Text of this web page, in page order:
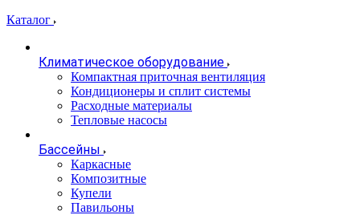
Каталог
Климатическое оборудование
Компактная приточная вентиляция
Кондиционеры и сплит системы
Расходные материалы
Тепловые насосы
Бассейны
Каркасные
Композитные
Купели
Павильоны